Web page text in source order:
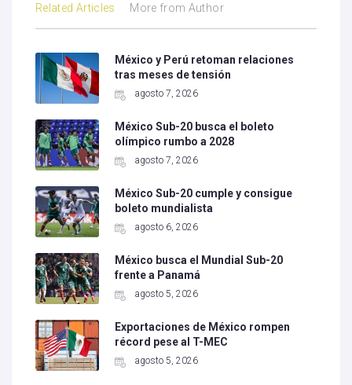
Related Articles More from Author
México y Perú retoman relaciones
tras meses de tensión
agosto 7, 2026
México Sub-20 busca el boleto
olímpico rumbo a 2028
agosto 7, 2026
México Sub-20 cumple y consigue
boleto mundialista
agosto 6, 2026
México busca el Mundial Sub-20
frente a Panamá
agosto 5, 2026
Exportaciones de México rompen
récord pese al T-MEC
agosto 5, 2026